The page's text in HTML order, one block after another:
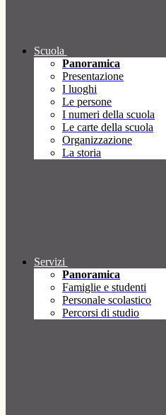
Scuola
Panoramica
Presentazione
I luoghi
Le persone
I numeri della scuola
Le carte della scuola
Organizzazione
La storia
Servizi
Panoramica
Famiglie e studenti
Personale scolastico
Percorsi di studio